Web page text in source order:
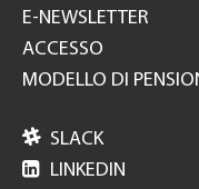
E-NEWSLETTER
ACCESSO
 SLACK
 LINKEDIN